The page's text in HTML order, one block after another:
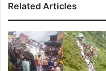
Related Articles